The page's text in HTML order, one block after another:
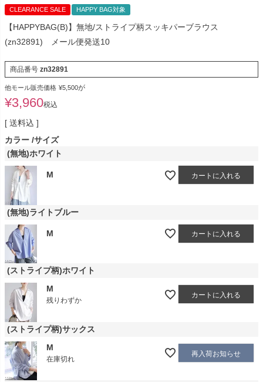
CLEARANCE SALE HAPPY BAG対象
【HAPPYBAG(B)】無地/ストライプ柄スッキパーブラウス
(zn32891) メール便発送10
商品番号 zn32891
他モール販売価格 ¥5,500が
¥3,960税込
送料込
カラー サイズ
(無地)ホワイト
M カートに入れる
(無地)ライトブルー
M カートに入れる
(ストライプ柄)ホワイト
M
残りわずか
カートに入れる
(ストライプ柄)サックス
M
在庫切れ
再入荷お知らせ